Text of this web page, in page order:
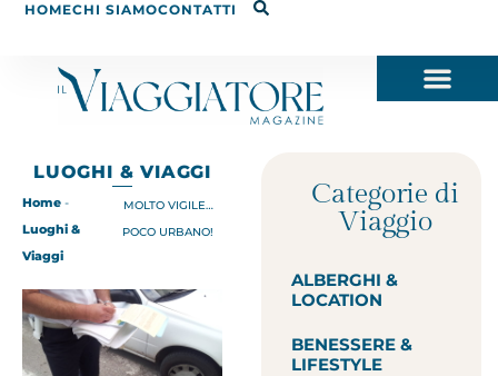
HOMECHI SIAMOCONTATTI
LUOGHI & VIAGGI
Home -
Luoghi &
Viaggi
MOLTO VIGILE…
POCO URBANO!
Categorie di
Viaggio
ALBERGHI &
LOCATION
BENESSERE &
LIFESTYLE